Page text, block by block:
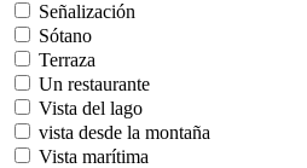
Señalización
Sótano
Terraza
Un restaurante
Vista del lago
vista desde la montaña
Vista marítima